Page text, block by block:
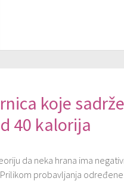
koje sadrže
40 kalorija
da neka hrana ima
probavljanja